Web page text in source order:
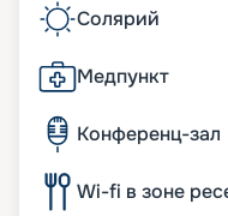
Солярий
Медпункт
Конференц-зал
Wi-fi в зоне